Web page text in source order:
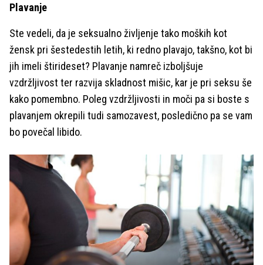
Plavanje
Ste vedeli, da je seksualno življenje tako moških kot
žensk pri šestedestih letih, ki redno plavajo, takšno, kot bi
jih imeli štirideset? Plavanje namreč izboljšuje
vzdržljivost ter razvija skladnost mišic, kar je pri seksu še
kako pomembno. Poleg vzdržljivosti in moči pa si boste s
plavanjem okrepili tudi samozavest, posledično pa se vam
bo povečal libido.